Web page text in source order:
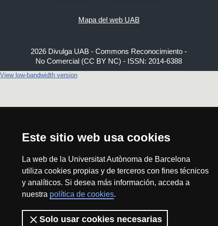
Este sitio web usa cookies
La web de la Universitat Autònoma de Barcelona
utiliza cookies propias y de terceros con fines técnicos
y analíticos. Si desea más información, acceda a
nuestra política de cookies.
Solo usar cookies necesarias
Mapa del web UAB
2026 Divulga UAB - Commons Reconocimiento -
No Comercial (CC BY NC) - ISSN: 2014-6388
View low-bandwidth version